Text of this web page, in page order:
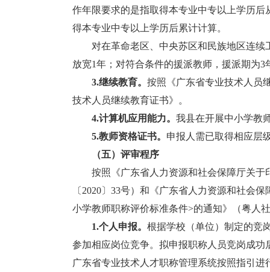
作年限要求的是指取得本专业中专以上学历
得本专业中专以上学历后累计计算。
对在革命老区、中央苏区和民族地区连续
放宽1年；对符合条件的援派教师，援派期为
3.继续教育。 按照《广东省专业技术人员
技术人员继续教育证书》。
4.计算机应用能力。 我县在开展中小学教
5.教师资格证书。 申报人需已取得相应层
（五）评审程序
按照《广东省人力资源和社会保障厅关于
〔2020〕33号）和《广东省人力资源和社会
小学教师职称评价标准条件>的通知》（粤人
1.个人申报。 根据学校（单位）制定的竞
参加相应岗位竞争。拟申报职称人员竞岗成
广东省专业技术人才职称管理系统按照指引